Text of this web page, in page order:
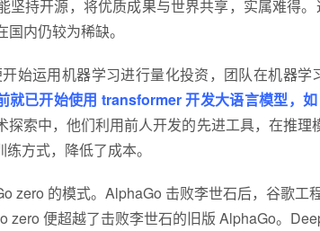
坚持开源，将优质成果与世界共享，实属难得
内仍较为稀缺。
始运用机器学习进行量化投资，团队在机器
已开始使用 transformer 开发大语言模型，如
探索中，他们利用前人开发的先进工具，在推
方式，降低了成本。
zero 的模式。AlphaGo 击败李世石后，谷歌工
zero 便超越了击败李世石的旧版 AlphaGo。